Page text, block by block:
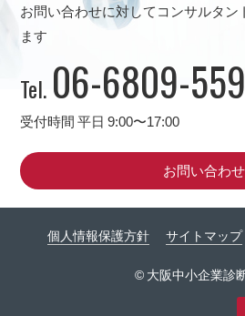
お問い合わせに対してコンサルタン
ます
Tel. 06-6809-
受付時間 平日 9:00〜17:00
お問い合わせ
個人情報保護方針 サイトマップ
© 大阪中小企業診